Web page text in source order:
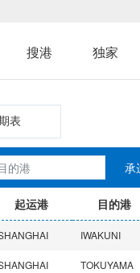
搜港 独家
表
承
起运港 目的港
IWAKUNI
TOKUYAMA